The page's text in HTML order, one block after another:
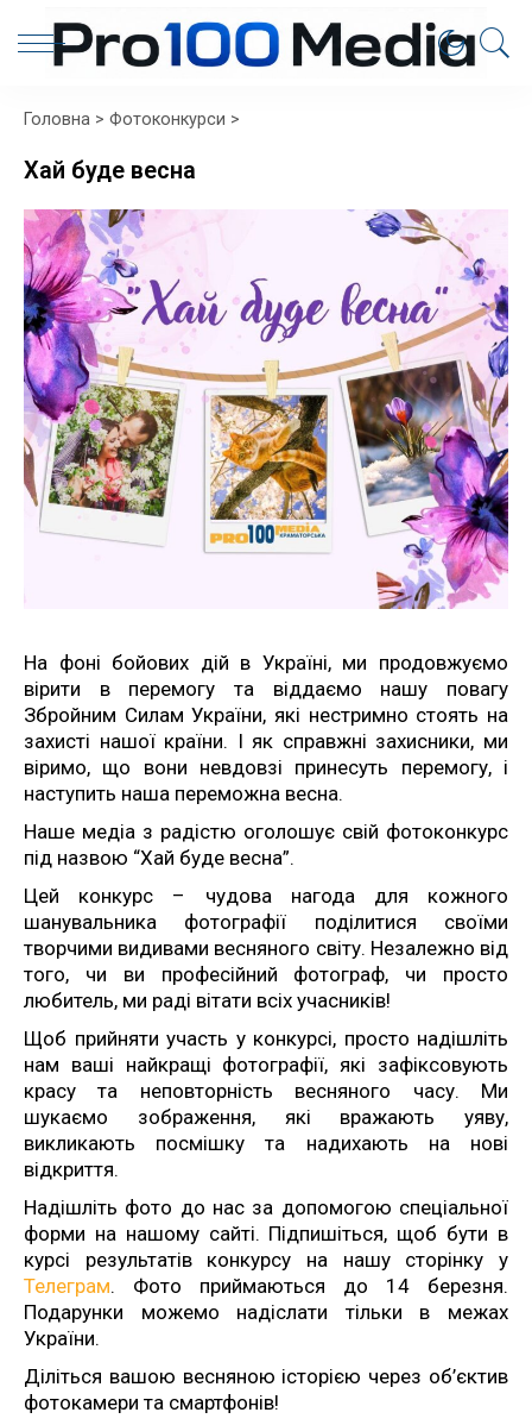
Головна > Фотоконкурси >
Хай буде весна
На фоні бойових дій в Україні, ми продовжуємо
вірити в перемогу та віддаємо нашу повагу
Збройним Силам України, які нестримно стоять на
захисті нашої країни. І як справжні захисники, ми
віримо, що вони невдовзі принесуть перемогу, і
наступить наша переможна весна.
Наше медіа з радістю оголошує свій фотоконкурс
під назвою “Хай буде весна”.
Цей конкурс – чудова нагода для кожного
шанувальника фотографії поділитися своїми
творчими видивами весняного світу. Незалежно від
того, чи ви професійний фотограф, чи просто
любитель, ми раді вітати всіх учасників!
Щоб прийняти участь у конкурсі, просто надішліть
нам ваші найкращі фотографії, які зафіксовують
красу та неповторність весняного часу. Ми
шукаємо зображення, які вражають уяву,
викликають посмішку та надихають на нові
відкриття.
Надішліть фото до нас за допомогою спеціальної
форми на нашому сайті. Підпишіться, щоб бути в
курсі результатів конкурсу на нашу сторінку у
Телеграм. Фото приймаються до 14 березня.
Подарунки можемо надіслати тільки в межах
України.
Діліться вашою весняною історією через об’єктив
фотокамери та смартфонів!